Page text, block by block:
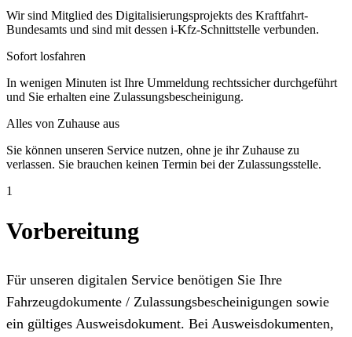
Wir sind Mitglied des Digitalisierungsprojekts des Kraftfahrt-
Bundesamts und sind mit dessen i-Kfz-Schnittstelle verbunden.
Sofort losfahren
In wenigen Minuten ist Ihre Ummeldung rechtssicher durchgeführt
und Sie erhalten eine Zulassungsbescheinigung.
Alles von Zuhause aus
Sie können unseren Service nutzen, ohne je ihr Zuhause zu
verlassen. Sie brauchen keinen Termin bei der Zulassungsstelle.
1
Vorbereitung
Für unseren digitalen Service benötigen Sie Ihre
Fahrzeugdokumente / Zulassungsbescheinigungen sowie
ein gültiges Ausweisdokument. Bei Ausweisdokumenten,